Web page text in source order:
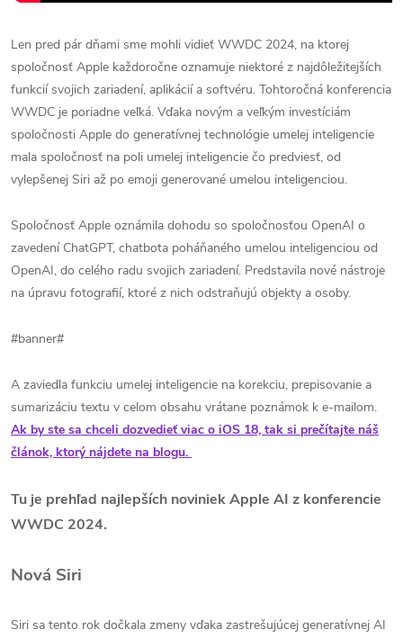
Len pred pár dňami sme mohli vidieť WWDC 2024, na ktorej
spoločnosť Apple každoročne oznamuje niektoré z najdôležitejších
funkcií svojich zariadení, aplikácií a softvéru. Tohtoročná konferencia
WWDC je poriadne veľká. Vďaka novým a veľkým investíciám
spoločnosti Apple do generatívnej technológie umelej inteligencie
mala spoločnosť na poli umelej inteligencie čo predviesť, od
vylepšenej Siri až po emoji generované umelou inteligenciou.
Spoločnosť Apple oznámila dohodu so spoločnosťou OpenAI o
zavedení ChatGPT, chatbota poháňaného umelou inteligenciou od
OpenAI, do celého radu svojich zariadení. Predstavila nové nástroje
na úpravu fotografií, ktoré z nich odstraňujú objekty a osoby.
#banner#
A zaviedla funkciu umelej inteligencie na korekciu, prepisovanie a
sumarizáciu textu v celom obsahu vrátane poznámok k e-mailom.
Ak by ste sa chceli dozvedieť viac o iOS 18, tak si prečítajte náš
článok, ktorý nájdete na blogu.
Tu je prehľad najlepších noviniek Apple AI z konferencie
WWDC 2024.
Nová Siri
Siri sa tento rok dočkala zmeny vďaka zastrešujúcej generatívnej AI